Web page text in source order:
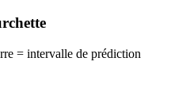
= intervalle de prédiction